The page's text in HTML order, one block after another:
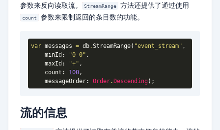
参数来反向读取流。 StreamRange 方法还提供了通过使用
count 参数来限制返回的条目数的功能。
var messages = db.StreamRange( "event_stream" ,
    minId:
"0-0" ,
    maxId:
"+" ,
    count:
100,
    messageOrder:
Order. Descending
流的信息